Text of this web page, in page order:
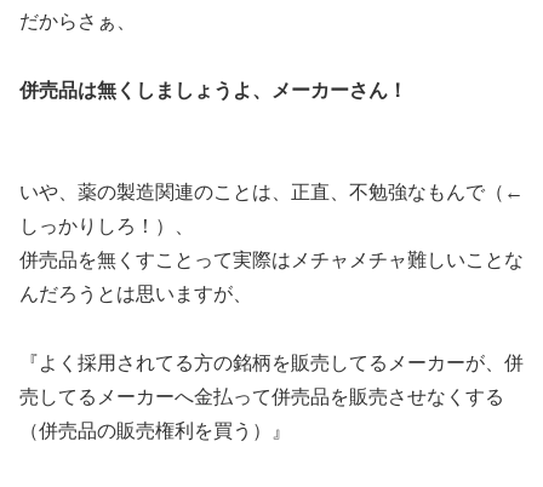
だからさぁ、
併売品は無くしましょうよ、メーカーさん！
いや、薬の製造関連のことは、正直、不勉強なもんで（←
しっかりしろ！）、
併売品を無くすことって実際はメチャメチャ難しいことな
んだろうとは思いますが、
『よく採用されてる方の銘柄を販売してるメーカーが、併
売してるメーカーへ金払って併売品を販売させなくする
（併売品の販売権利を買う）』